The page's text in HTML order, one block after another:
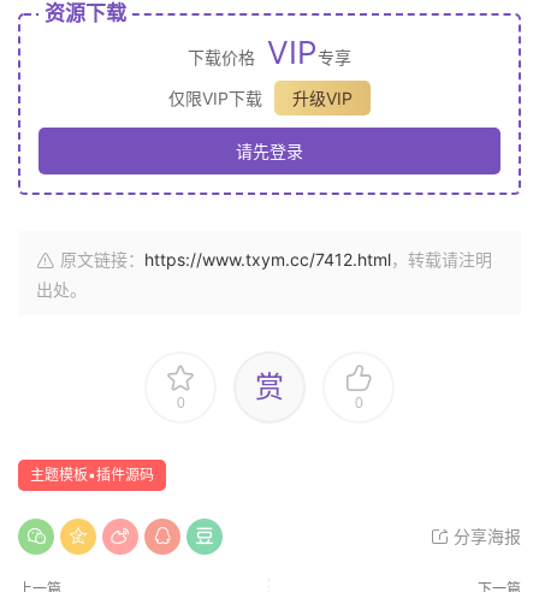
资源下载
下载价格 VIP专享
仅限VIP下载
升级VIP
请先登录
原文链接： https://www.txym.cc/7412.html，转载请注明
出处。
0 赏 0
主题模板▪插件源码
分享海报